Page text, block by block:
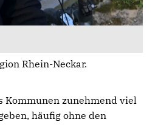
Rhein-Neckar.
Kommunen zunehmend viel
häufig ohne den